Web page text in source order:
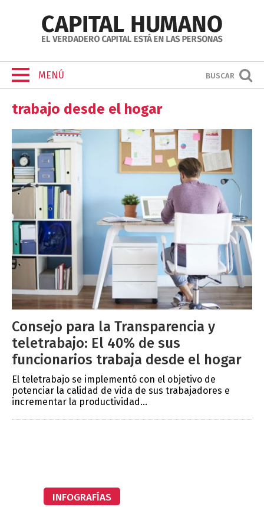
MENÚ BUSCAR
trabajo desde el hogar
Consejo para la Transparencia y
teletrabajo: El 40% de sus
funcionarios trabaja desde el hogar
El teletrabajo se implementó con el objetivo de
potenciar la calidad de vida de sus trabajadores e
incrementar la productividad...
INFOGRAFÍAS